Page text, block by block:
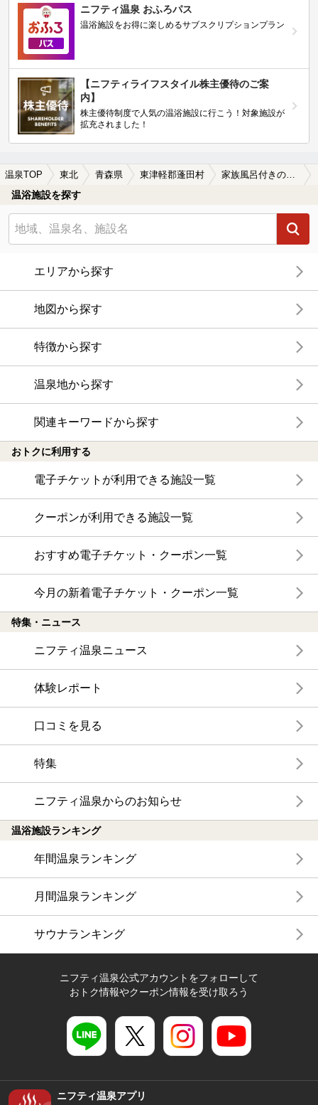
ニフティ温泉 おふろパス
温浴施設をお得に楽しめるサブスクリプションプラン
【ニフティライフスタイル株主優待のご案
内】
株主優待制度で人気の温浴施設に行こう！対象施設が
拡充されました！
温泉TOP 東北 青森県 東津軽郡蓬田村
温浴施設を探す
エリアから探す
地図から探す
特徴から探す
温泉地から探す
関連キーワードから探す
おトクに利用する
電子チケットが利用できる施設一覧
クーポンが利用できる施設一覧
おすすめ電子チケット・クーポン一覧
今月の新着電子チケット・クーポン一覧
特集・ニュース
ニフティ温泉ニュース
体験レポート
口コミを見る
特集
ニフティ温泉からのお知らせ
温浴施設ランキング
年間温泉ランキング
月間温泉ランキング
サウナランキング
ニフティ温泉公式アカウントをフォローして
おトク情報やクーポン情報を受け取ろう
ニフティ温泉アプリ